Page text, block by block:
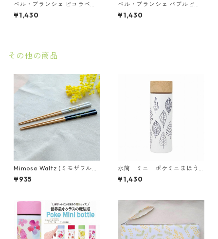
ベル・ブランシェ ピコラベリ
シマローズ ネット横長ポーチ
¥1,430
ベル・ブランシェ バブルピン
クネット横長ポーチ
¥1,430
その他の商品
Mimosa Waltz (ミモザワル
ツ)箸
¥935
水筒 ミニ ポケミニまほう
びんボトル140ml リーフ柄
¥1,430